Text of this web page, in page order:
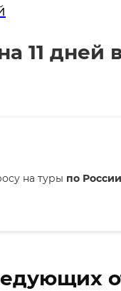
11 дней
на туры по России